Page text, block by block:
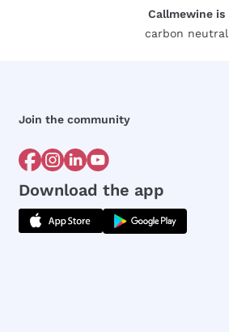
Callmewine is
carbon neutral
Join the community
Download the app